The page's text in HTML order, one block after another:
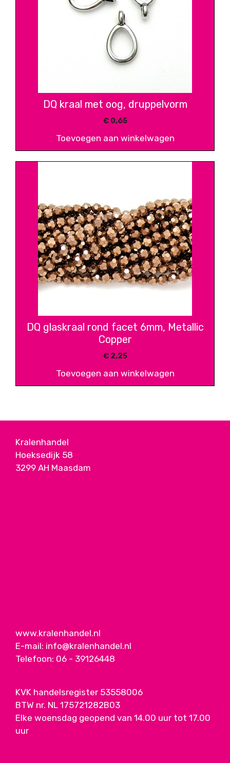
DQ kraal met oog, druppelvorm
€0,65
Toevoegen aan winkelwagen
DQ glaskraal rond facet 6mm, Metallic
Copper
€2,25
Toevoegen aan winkelwagen
Kralenhandel
Hoeksedijk 58
3299 AH Maasdam
www.kralenhandel.nl
E-mail: info@kralenhandel.nl
Telefoon: 06 - 39126448
KVK handelsregister 53558006
BTW nr. NL 175721282B03
Elke woensdag geopend van 14.00 uur tot 17.00
uur